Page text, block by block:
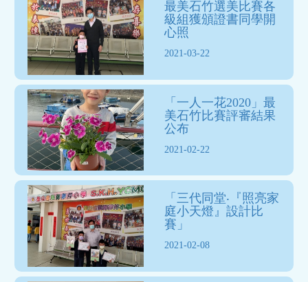
最美石竹選美比賽各
級組獲頒證書同學開
心照
2021-03-22
「一人一花2020」最
美石竹比賽評審結果
公布
2021-02-22
「三代同堂‧『照亮家
庭小天燈』設計比
賽」
2021-02-08